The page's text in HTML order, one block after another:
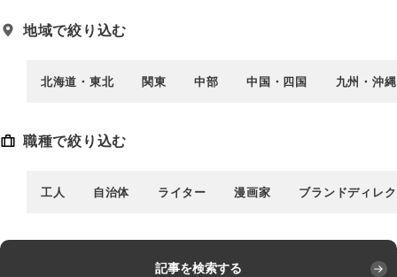
地域で絞り込む
北海道・東北 関東 中部 中国・四国 九州・沖縄
職種で絞り込む
工人 自治体 ライター 漫画家 ブランドディレ
記事を検索する